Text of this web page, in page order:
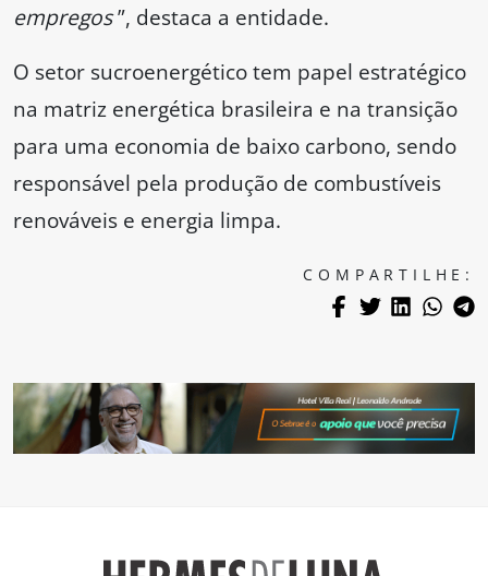
empregos”, destaca a entidade.
O setor sucroenergético tem papel estratégico
na matriz energética brasileira e na transição
para uma economia de baixo carbono, sendo
responsável pela produção de combustíveis
renováveis e energia limpa.
COMPARTILHE: